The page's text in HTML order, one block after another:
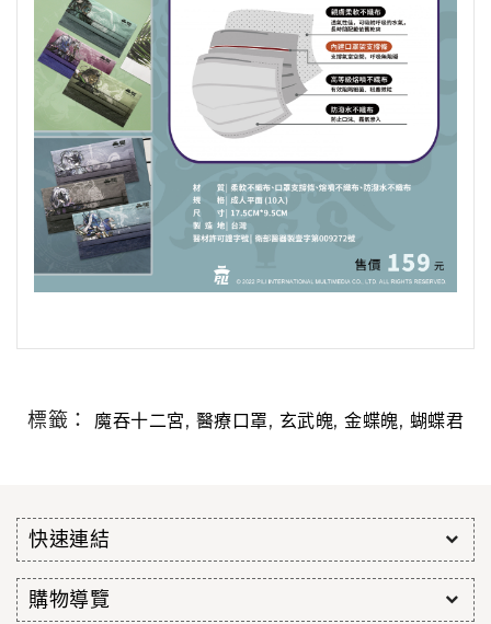
標籤： 魔吞十二宮, 醫療口罩, 玄武魄, 金蝶魄, 蝴蝶君
快速連結
購物導覽